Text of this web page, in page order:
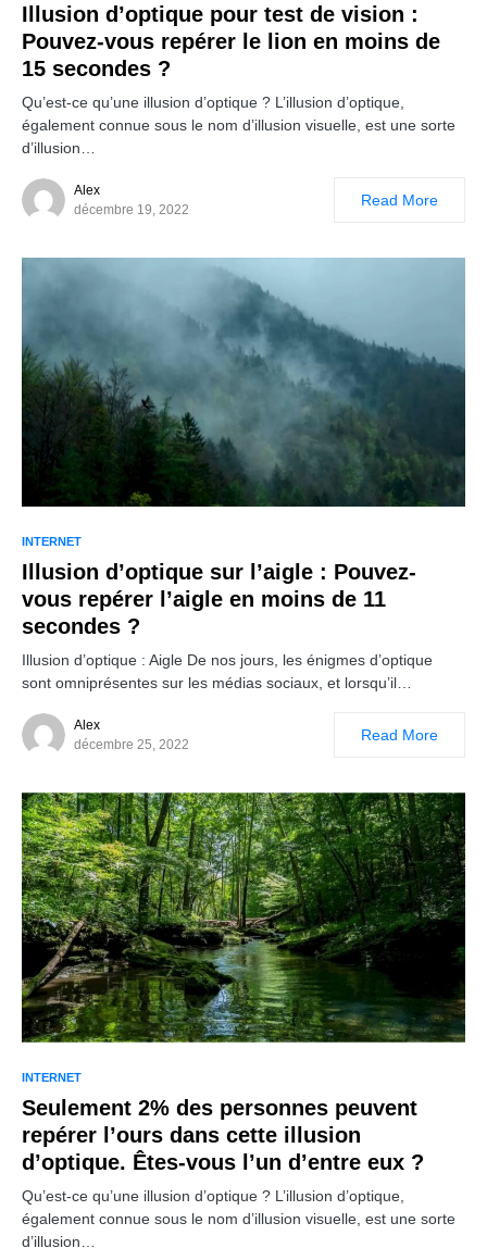
Illusion d’optique pour test de vision :
Pouvez-vous repérer le lion en moins de
15 secondes ?
Qu’est-ce qu’une illusion d’optique ? L’illusion d’optique,
également connue sous le nom d’illusion visuelle, est une sorte
d’illusion…
Alex
décembre 19, 2022
Read More
INTERNET
Illusion d’optique sur l’aigle : Pouvez-
vous repérer l’aigle en moins de 11
secondes ?
Illusion d’optique : Aigle De nos jours, les énigmes d’optique
sont omniprésentes sur les médias sociaux, et lorsqu’il…
Alex
décembre 25, 2022
Read More
INTERNET
Seulement 2% des personnes peuvent
repérer l’ours dans cette illusion
d’optique. Êtes-vous l’un d’entre eux ?
Qu’est-ce qu’une illusion d’optique ? L’illusion d’optique,
également connue sous le nom d’illusion visuelle, est une sorte
d’illusion…